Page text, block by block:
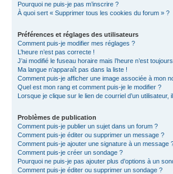
Pourquoi ne puis-je pas m’inscrire ?
À quoi sert « Supprimer tous les cookies du forum » ?
Préférences et réglages des utilisateurs
Comment puis-je modifier mes réglages ?
L’heure n’est pas correcte !
J’ai modifié le fuseau horaire mais l’heure n’est
Ma langue n’apparaît pas dans la liste !
Comment puis-je afficher une image associée à mon
Quel est mon rang et comment puis-je le modifier ?
Lorsque je clique sur le lien de courriel d’un utilisateur,
Problèmes de publication
Comment puis-je publier un sujet dans un forum ?
Comment puis-je éditer ou supprimer un message ?
Comment puis-je ajouter une signature à un message
Comment puis-je créer un sondage ?
Pourquoi ne puis-je pas ajouter plus d’options à un
Comment puis-je éditer ou supprimer un sondage ?